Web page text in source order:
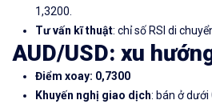
1,3200.
Tư vấn kĩ thuật: chỉ số RSI di
AUD/USD: xu
Điểm xoay: 0,7300
Khuyến nghị giao dịch: bán ở